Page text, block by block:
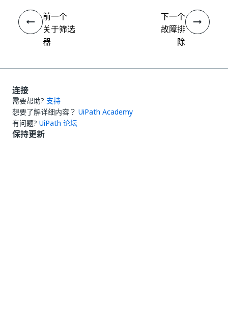
前一个
关于筛选
器
下一个
故障排
除
连接
需要帮助? 支持
想要了解详细内容？ UiPath Academy
有问题? UiPath 论坛
保持更新